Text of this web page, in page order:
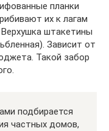
планки
их к лагам
штакетины
Зависит от
Такой забор
подбирается
частных домов,